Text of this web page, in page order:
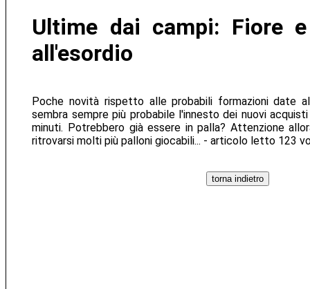
Ultime dai campi: Fiore
all'esordio
Poche novità rispetto alle probabili formazioni date
sembra sempre più probabile l'innesto dei nuovi
minuti. Potrebbero già essere in palla? Attenzione
ritrovarsi molti più palloni giocabili... - articolo letto 123